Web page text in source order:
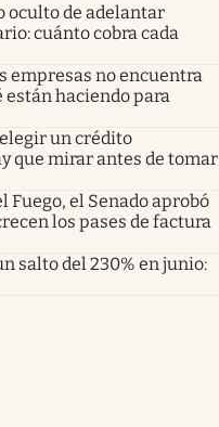
oculto de adelantar
cuánto cobra cada
empresas no encuentra
están haciendo para
un crédito
que mirar antes de tomar
Fuego, el Senado aprobó
los pases de factura
salto del 230% en junio: